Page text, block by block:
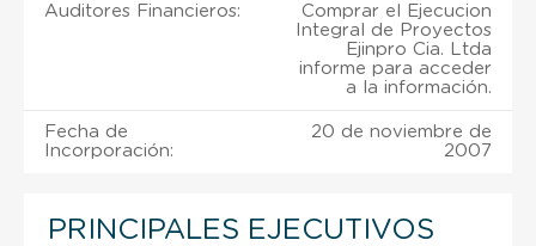
Auditores Financieros:
Comprar el Ejecucion
Integral de Proyectos
Ejinpro Cia. Ltda
informe para acceder
a la información.
Fecha de
Incorporación:
20 de noviembre de
2007
PRINCIPALES EJECUTIVOS